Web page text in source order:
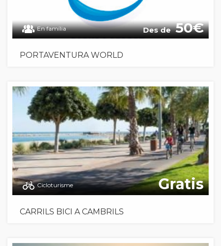
En família Des de 50
PORTAVENTURA WORLD
Cicloturisme Gratis
CARRILS BICI A CAMBRILS